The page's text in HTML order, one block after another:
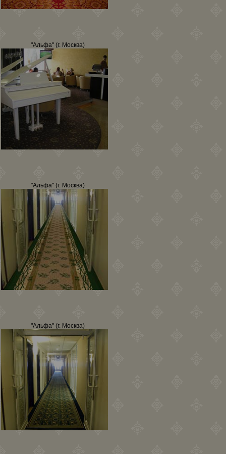
"Альфа" (г. Москва)
"Альфа" (г. Москва)
"Альфа" (г. Москва)